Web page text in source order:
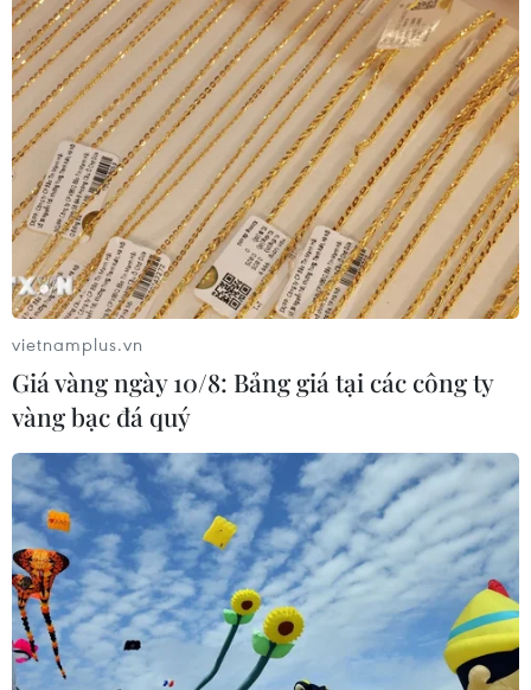
TIN CÙNG CHUYÊN MỤC
Xung đột Hamas-Israel: Ai Cập kêu
vietnamplus.vn
Giá vàng ngày 10/8: Bảng giá tại các công ty
vàng bạc đá quý